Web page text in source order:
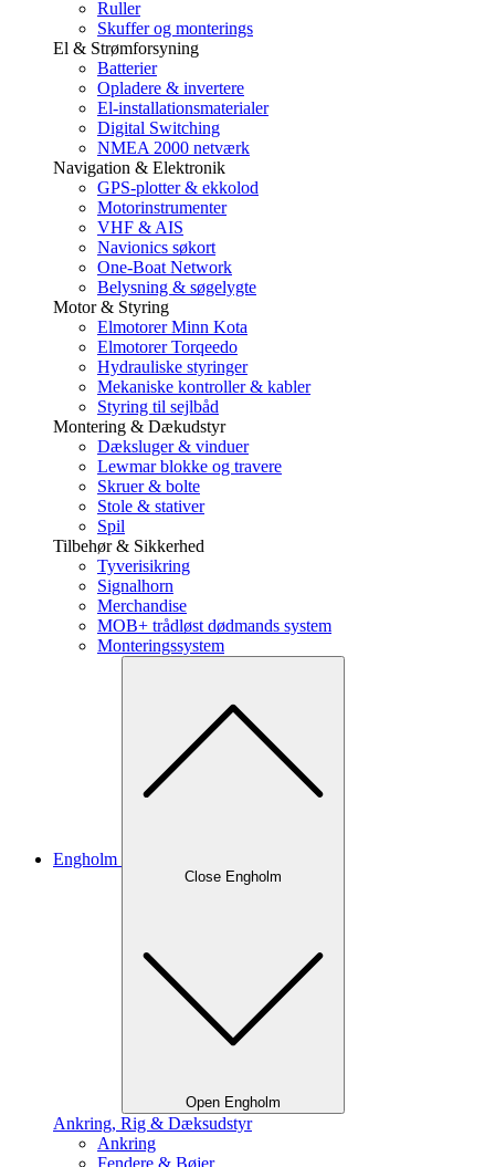
Ruller
Skuffer og monterings
El & Strømforsyning
Batterier
Opladere & invertere
El-installationsmaterialer
Digital Switching
NMEA 2000 netværk
Navigation & Elektronik
GPS-plotter & ekkolod
Motorinstrumenter
VHF & AIS
Navionics søkort
One-Boat Network
Belysning & søgelygte
Motor & Styring
Elmotorer Minn Kota
Elmotorer Torqeedo
Hydrauliske styringer
Mekaniske kontroller & kabler
Styring til sejlbåd
Montering & Dækudstyr
Dæksluger & vinduer
Lewmar blokke og travere
Skruer & bolte
Stole & stativer
Spil
Tilbehør & Sikkerhed
Tyverisikring
Signalhorn
Merchandise
MOB+ trådløst dødmands system
Monteringssystem
Engholm
Close Engholm
Open Engholm
Ankring, Rig & Dæksudstyr
Ankring
Fendere & Bøjer